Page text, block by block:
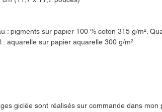
: pigments sur papier 100 % coton 315 g/m².
: aquarelle sur papier aquarelle 300 g/m²
giclée sont réalisés sur commande dans mon